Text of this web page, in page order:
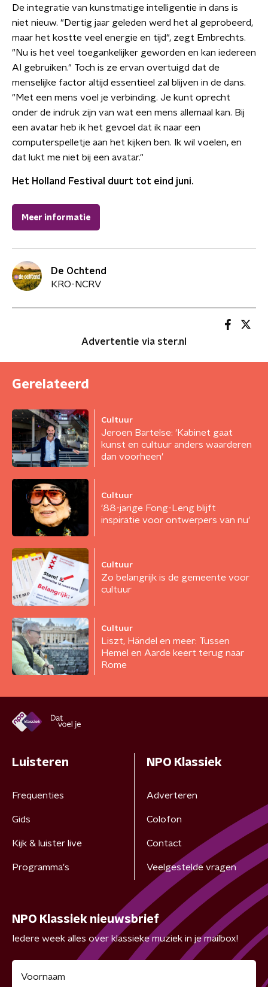
De integratie van kunstmatige intelligentie in dans is
niet nieuw. "Dertig jaar geleden werd het al geprobeerd,
maar het kostte veel energie en tijd", zegt Embrechts.
"Nu is het veel toegankelijker geworden en kan iedereen
AI gebruiken." Toch is ze ervan overtuigd dat de
menselijke factor altijd essentieel zal blijven in de dans.
"Met een mens voel je verbinding. Je kunt oprecht
onder de indruk zijn van wat een mens allemaal kan. Bij
een avatar heb ik het gevoel dat ik naar een
computerspelletje aan het kijken ben. Ik wil voelen, en
dat lukt me niet bij een avatar."
Het Holland Festival duurt tot eind juni.
Meer informatie
De Ochtend
KRO-NCRV
Advertentie via ster.nl
Gerelateerd
Cultuur
Jeroen Bartelse: 'Kabinet gaat
kunst en cultuur anders waarderen
dan voorheen'
Cultuur
'88-jarige Fong-Leng blijft
inspiratie voor ontwerpers van nu'
Cultuur
Zo belangrijk is de gemeente voor
cultuur
Cultuur
Liszt, Händel en meer: Tussen
Hemel en Aarde keert terug naar
Rome
Luisteren
Frequenties
Gids
Kijk & luister live
Programma's
NPO Klassiek
Adverteren
Colofon
Contact
Veelgestelde vragen
NPO Klassiek nieuwsbrief
Iedere week alles over klassieke muziek in je mailbox!